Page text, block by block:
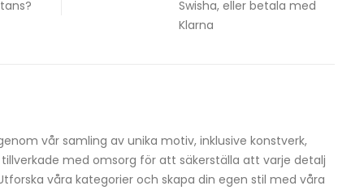
Swisha, eller betala med
Klarna
vår samling av unika motiv, inklusive konstverk,
med omsorg för att säkerställa att varje detalj
våra kategorier och skapa din egen stil med våra